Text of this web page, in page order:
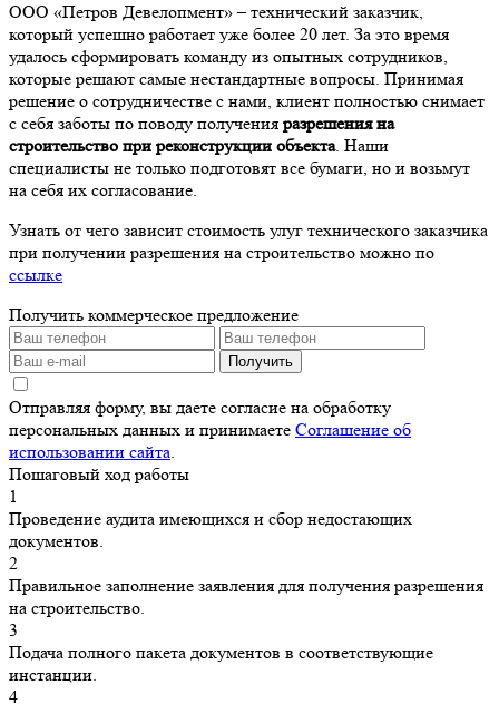
ООО «Петров Девелопмент» – технический заказчик,
который успешно работает уже более 20 лет. За это время
удалось сформировать команду из опытных сотрудников,
которые решают самые нестандартные вопросы. Принимая
решение о сотрудничестве с нами, клиент полностью снимает
с себя заботы по поводу получения разрешения на
строительство при реконструкции объекта. Наши
специалисты не только подготовят все бумаги, но и возьмут
на себя их согласование.
Узнать от чего зависит стоимость улуг технического заказчика
при получении разрешения на строительство можно по
ссылке
Получить коммерческое предложение
Получить
Отправляя форму, вы даете согласие на обработку
персональных данных и принимаете Соглашение об
использовании сайта.
Пошаговый ход работы
1
Проведение аудита имеющихся и сбор недостающих
документов.
2
Правильное заполнение заявления для получения разрешения
на строительство.
3
Подача полного пакета документов в соответствующие
инстанции.
4